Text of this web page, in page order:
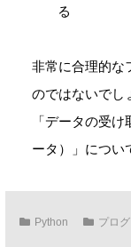
る
非常に合理的な
のではないでし
「データの受
ータ）」につい
Python プロ